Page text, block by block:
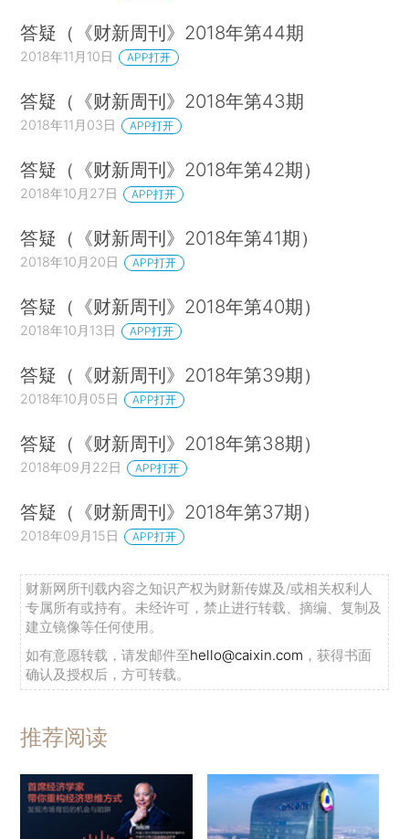
答疑（《财新周刊》2018年第44期
2018年11月10日 APP打开
答疑（《财新周刊》2018年第43期
2018年11月03日 APP打开
答疑（《财新周刊》2018年第42期）
2018年10月27日 APP打开
答疑（《财新周刊》2018年第41期）
2018年10月20日 APP打开
答疑（《财新周刊》2018年第40期）
2018年10月13日 APP打开
答疑（《财新周刊》2018年第39期）
2018年10月05日 APP打开
答疑（《财新周刊》2018年第38期）
2018年09月22日 APP打开
答疑（《财新周刊》2018年第37期）
2018年09月15日 APP打开
财新网所刊载内容之知识产权为财新传媒及/或相关权利人
专属所有或持有。未经许可，禁止进行转载、摘编、复制及
建立镜像等任何使用。
如有意愿转载，请发邮件至hello@caixin.com ，获得书面
确认及授权后，方可转载。
推荐阅读